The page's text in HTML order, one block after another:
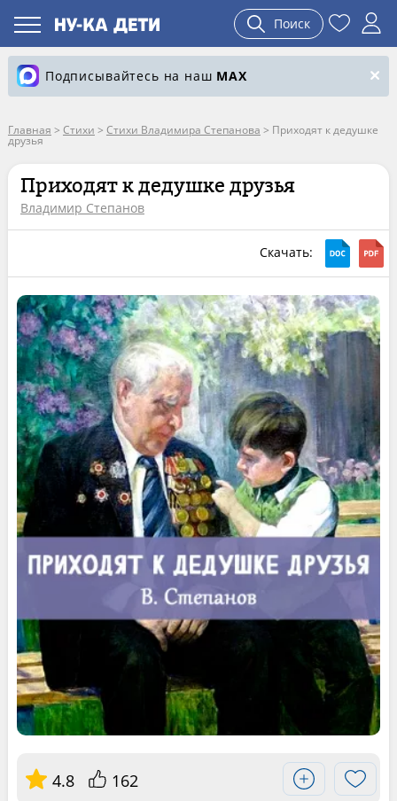
Поиск
Подписывайтесь на наш MAX
Главная > Стихи > Стихи Владимира Степанова > Приходят к дедушке
друзья
Приходят к дедушке друзья
Владимир Степанов
Скачать:
4.8 162